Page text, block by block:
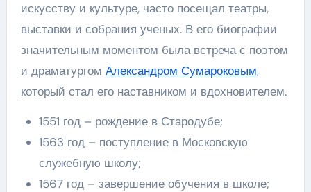
искусству и культуре, часто посещал театры,
выставки и собрания ученых. В его биографии
значительным моментом была встреча с поэтом
и драматургом Александром Сумароковым,
который стал его наставником и вдохновителем.
1551 год – рождение в Стародубе;
1563 год – поступление в Московскую
служебную школу;
1567 год – завершение обучения в школе;